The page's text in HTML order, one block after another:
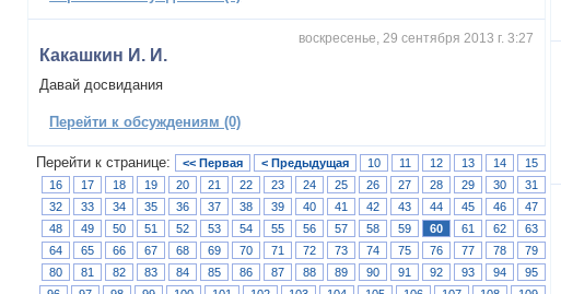
воскресенье, 29 сентября 2013 г. 3:27
Какашкин И. И.
Давай досвидания
Перейти к обсуждениям (0)
Перейти к странице: << Первая < Предыдущая 10 11 12 13 14
15
16
17 18 19 20 21 22 23 24 25 26 27 28 29 30
31
32
33 34 35 36 37 38 39 40 41 42 43 44 45 46
47
48
49 50 51 52 53 54 55 56 57 58 59 60 61 62
63
64
65 66 67 68 69 70 71 72 73 74 75 76 77 78
79
80
81 82 83 84 85 86 87 88 89 90 91 92 93 94
95